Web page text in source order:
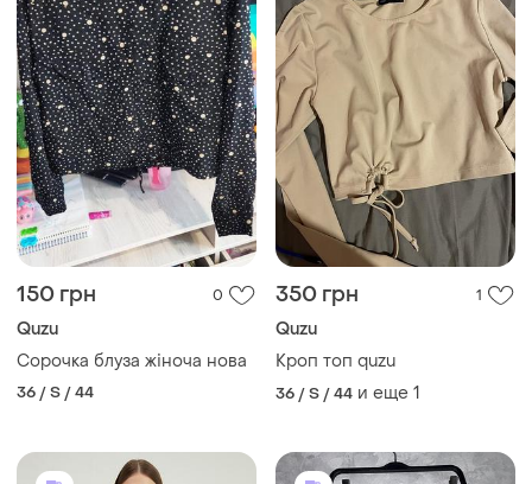
150 грн 0
Quzu
Сорочка блуза жіноча нова
36 / S / 44
350 грн 1
Quzu
Кроп топ quzu
36 / S / 44 и еще 1